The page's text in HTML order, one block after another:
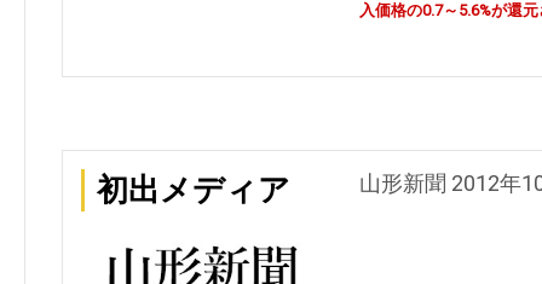
入価格の0.7～5.6%が還
初出メディア 山形新聞 2012年